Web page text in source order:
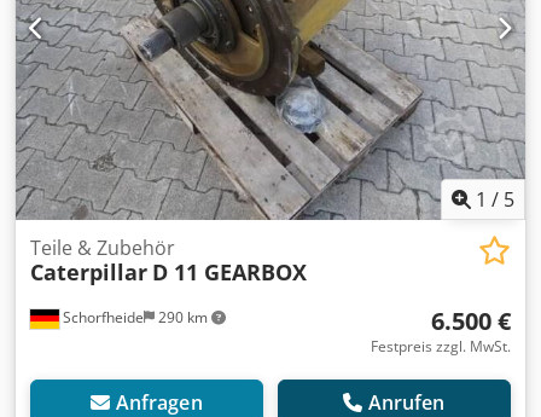
1 / 5
Schorfheide 290 km
Teile & Zubehör
Caterpillar D 11 GEARBOX
6.500 €
Festpreis zzgl. MwSt.
Anfragen Anrufen